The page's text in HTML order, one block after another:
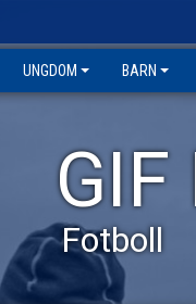
UNGDOM BARN
Fotboll